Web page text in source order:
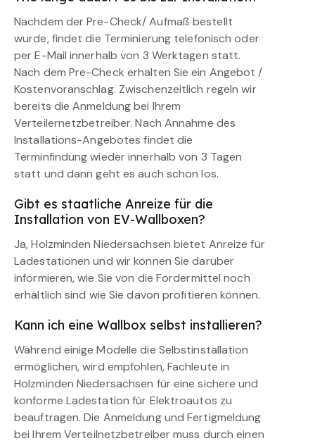
Nachdem der Pre-Check/ Aufmaß bestellt
wurde, findet die Terminierung telefonisch oder
per E-Mail innerhalb von 3 Werktagen statt.
Nach dem Pre-Check erhalten Sie ein Angebot /
Kostenvoranschlag. Zwischenzeitlich regeln wir
bereits die Anmeldung bei Ihrem
Verteilernetzbetreiber. Nach Annahme des
Installations-Angebotes findet die
Terminfindung wieder innerhalb von 3 Tagen
statt und dann geht es auch schon los.
Gibt es staatliche Anreize für die
Installation von EV-Wallboxen?
Ja, Holzminden Niedersachsen bietet Anreize für
Ladestationen und wir können Sie darüber
informieren, wie Sie von die Fördermittel noch
erhältlich sind wie Sie davon profitieren können.
Kann ich eine Wallbox selbst installieren?
Während einige Modelle die Selbstinstallation
ermöglichen, wird empfohlen, Fachleute in
Holzminden Niedersachsen für eine sichere und
konforme Ladestation für Elektroautos zu
beauftragen. Die Anmeldung und Fertigmeldung
bei Ihrem Verteilnetzbetreiber muss durch einen